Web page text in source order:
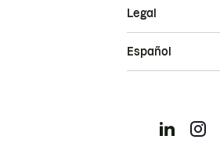
Legal
Español